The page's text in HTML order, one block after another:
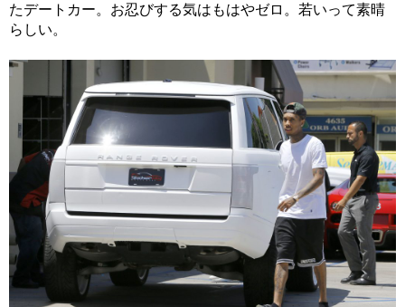
たデートカー。お忍びする気はもはやゼロ。若いって素晴
らしい。